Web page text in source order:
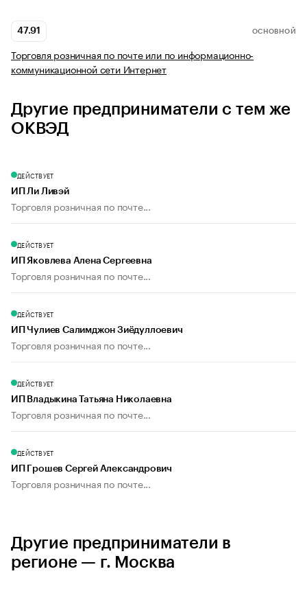
47.91 ОСНОВНОЙ
Торговля розничная по почте или по информационно-
коммуникационной сети Интернет
Другие предприниматели с тем же
ОКВЭД
ДЕЙСТВУЕТ
ИП Ли Ливэй
Торговля розничная по почте...
ДЕЙСТВУЕТ
ИП Яковлева Алена Сергеевна
Торговля розничная по почте...
ДЕЙСТВУЕТ
ИП Чулиев Салимджон Зиёдуллоевич
Торговля розничная по почте...
ДЕЙСТВУЕТ
ИП Владыкина Татьяна Николаевна
Торговля розничная по почте...
ДЕЙСТВУЕТ
ИП Грошев Сергей Александрович
Торговля розничная по почте...
Другие предприниматели в
регионе — г. Москва